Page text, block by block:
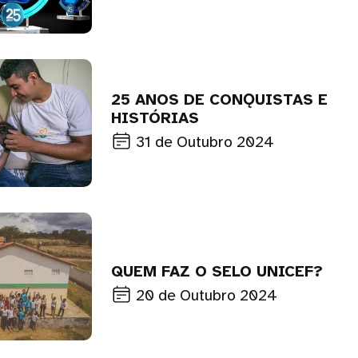
25 ANOS DE CONǪUISTAS E
HISTÓRIAS
31 de Outubro 2024
QUEM FAZ O SELO UNICEF?
20 de Outubro 2024